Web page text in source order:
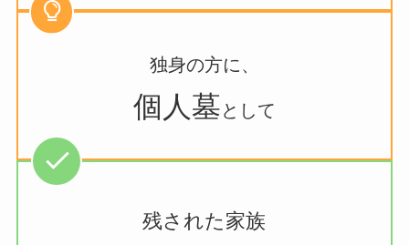
独身の方に、
個人墓として
残された家族